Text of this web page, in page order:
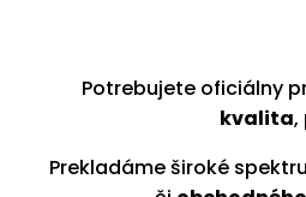
Potrebujete oficiálny
kvalita,
Prekladáme široké